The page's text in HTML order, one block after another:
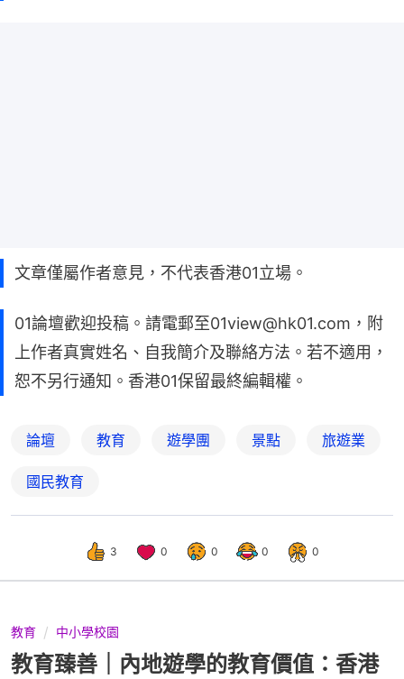
文章僅屬作者意見，不代表香港01立場。
01論壇歡迎投稿。請電郵至01view@hk01.com，附
上作者真實姓名、自我簡介及聯絡方法。若不適用，
恕不另行通知。香港01保留最終編輯權。
論壇 教育 遊學團 景點 旅遊業
國民教育
3 0 0 0 0
教育 中小學校園
教育臻善｜內地遊學的教育價值：香港